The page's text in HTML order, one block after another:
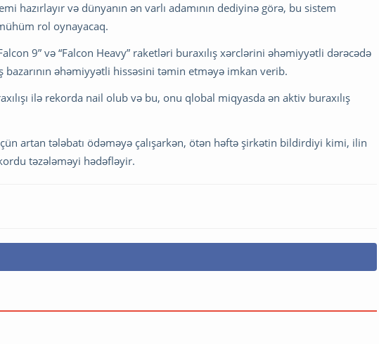
hazırlayır və dünyanın ən varlı adamının dediyinə görə, bu sistem
rol oynayacaq.
9” və “Falcon Heavy” raketləri buraxılış xərclərini əhəmiyyətli dərəcədə
bazarının əhəmiyyətli hissəsini təmin etməyə imkan verib.
ilə rekorda nail olub və bu, onu qlobal miqyasda ən aktiv buraxılış
artan tələbatı ödəməyə çalışarkən, ötən həftə şirkətin bildirdiyi kimi, ilin
təzələməyi hədəfləyir.